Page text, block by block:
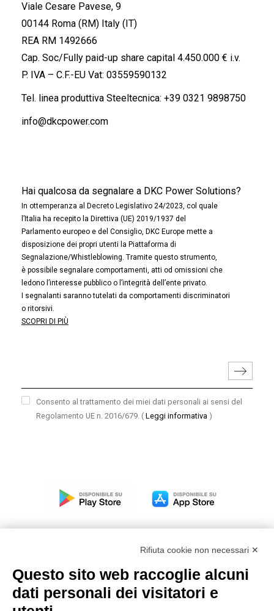
Viale Cesare Pavese, 9
00144 Roma (RM) Italy (IT)
REA RM 1492666
Cap. Soc/Fully paid-up share capital 4.450.000 € i.v.
P. IVA – C.F.-EU Vat: 03559590132
Tel. linea produttiva Steeltecnica: +39 0321 9898750
info@dkcpower.com
Hai qualcosa da segnalare a DKC Power Solutions?
In ottemperanza al Decreto Legislativo 24/2023, col quale
l’Italia ha recepito la Direttiva (UE) 2019/1937 del
Parlamento europeo e del Consiglio, DKC Europe mette a
disposizione dei propri utenti la Piattaforma di
Segnalazione/Whistleblowing. Tramite questo strumento,
è possibile segnalare comportamenti, atti od omissioni che
ledono l’interesse pubblico o l’integrità dell’ente privato.
I segnalanti saranno tutelati da comportamenti discriminatori
o ritorsivi.
SCOPRI DI PIÙ
Consento al trattamento dei miei dati personali ai sensi del
Regolamento UE n. 2016/679. ( Leggi informativa )
Modello organizzativo, gestione e controllo – D. lgs.
231/2001
Rifiuta cookie non necessari ✕
Questo sito web raccoglie alcuni
dati personali dei visitatori e